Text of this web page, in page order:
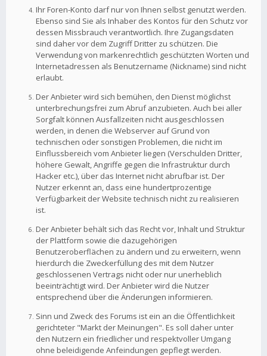
Ihr Foren-Konto darf nur von Ihnen selbst genutzt werden.
Ebenso sind Sie als Inhaber des Kontos für den Schutz vor
dessen Missbrauch verantwortlich. Ihre Zugangsdaten
sind daher vor dem Zugriff Dritter zu schützen. Die
Verwendung von markenrechtlich geschützten Worten und
Internetadressen als Benutzername (Nickname) sind nicht
erlaubt.
Der Anbieter wird sich bemühen, den Dienst möglichst
unterbrechungsfrei zum Abruf anzubieten. Auch bei aller
Sorgfalt können Ausfallzeiten nicht ausgeschlossen
werden, in denen die Webserver auf Grund von
technischen oder sonstigen Problemen, die nicht im
Einflussbereich vom Anbieter liegen (Verschulden Dritter,
höhere Gewalt, Angriffe gegen die Infrastruktur durch
Hacker etc.), über das Internet nicht abrufbar ist. Der
Nutzer erkennt an, dass eine hundertprozentige
Verfügbarkeit der Website technisch nicht zu realisieren
ist.
Der Anbieter behält sich das Recht vor, Inhalt und Struktur
der Plattform sowie die dazugehörigen
Benutzeroberflächen zu ändern und zu erweitern, wenn
hierdurch die Zweckerfüllung des mit dem Nutzer
geschlossenen Vertrags nicht oder nur unerheblich
beeinträchtigt wird. Der Anbieter wird die Nutzer
entsprechend über die Änderungen informieren.
Sinn und Zweck des Forums ist ein an die Öffentlichkeit
gerichteter "Markt der Meinungen". Es soll daher unter
den Nutzern ein friedlicher und respektvoller Umgang
ohne beleidigende Anfeindungen gepflegt werden.